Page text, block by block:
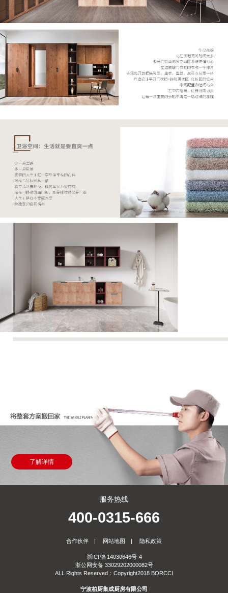
了解详情
服务热线
400-0315-666
合作伙伴 网站地图 隐私政策
浙ICP备14030646号-4
浙公网安备 33029202000082号
ALL Rights Reserved：Copyright2018 BORCCI
宁波柏厨集成厨房有限公司